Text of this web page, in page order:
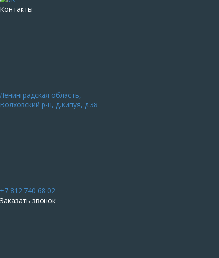
Контакты
Ленинградская область,
Волховский р-н, д.Кипуя, д.38
+7 812 740 68 02
Заказать звонок